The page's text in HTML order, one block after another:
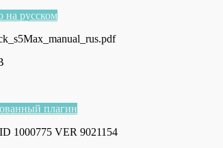
на русском
плагин
1000775 VER 9021154